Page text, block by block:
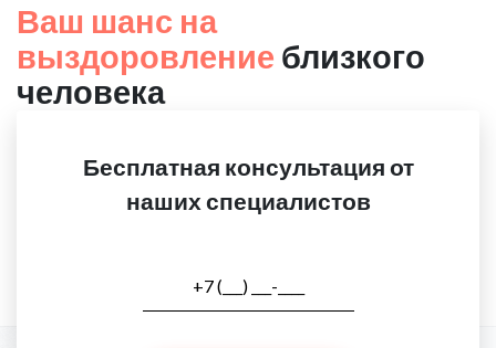
Ваш шанс на
выздоровление близкого
человека
Бесплатная консультация от
наших специалистов